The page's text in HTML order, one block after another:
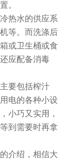
。
热水的供应系
等。而洗涤后
或卫生桶或食
应配备消毒
要包括榨汁
电的各种小设
小巧又实用，
到需要时再拿
介绍，相信大